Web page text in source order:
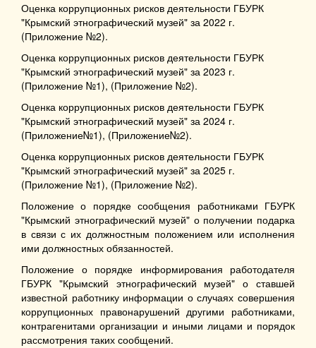
Оценка коррупционных рисков деятельности ГБУРК
"Крымский этнографический музей" за 2022 г.
(Приложение №2).
Оценка коррупционных рисков деятельности ГБУРК
"Крымский этнографический музей" за 2023 г.
(Приложение №1), (Приложение №2).
Оценка коррупционных рисков деятельности ГБУРК
"Крымский этнографический музей" за 2024 г.
(Приложение№1), (Приложение№2).
Оценка коррупционных рисков деятельности ГБУРК
"Крымский этнографический музей" за 2025 г.
(Приложение №1), (Приложение №2).
Положение о порядке сообщения работниками ГБУРК
"Крымский этнографический музей" о получении подарка
в связи с их должностным положением или исполнения
ими должностных обязанностей.
Положение о порядке информирования работодателя
ГБУРК "Крымский этнографический музей" о ставшей
известной работнику информации о случаях совершения
коррупционных правонарушений другими работниками,
контрагенитами организации и иными лицами и порядок
рассмотрения таких сообщений.